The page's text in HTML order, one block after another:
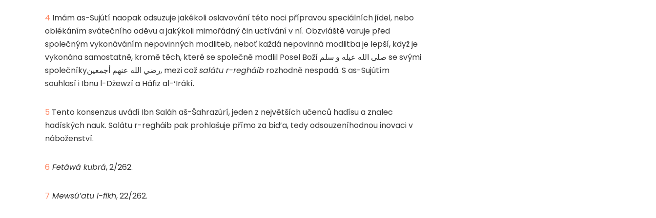
4 Imám as-Sujútí naopak odsuzuje jakékoli oslavování této noci přípravou speciálních jídel, nebo
oblékáním svátečního oděvu a jakýkoli mimořádný čin uctívání v ní. Obzvláště varuje před
společným vykonáváním nepovinných modliteb, neboť každá nepovinná modlitba je lepší, když je
vykonána samostatně, kromě těch, které se společně modlil Posel Boží صلى الله عيله و سلم se svými
společníkyرضي الله عنهم أجمعين, mezi cožsalátu r-regháib rozhodně nespadá. S as-Sujútím
souhlasí i Ibnu l-Džewzí a Háfiz al-‘Irákí.
5 Tento konsenzus uvádí Ibn Saláh aš-Šahrazúrí, jeden z největších učenců hadísu a znalec
hadíských nauk. Salátu r-regháib pak prohlašuje přímo za bid’a, tedy odsouzeníhodnou inovaci v
náboženství.
6 Fetáwá kubrá, 2/262.
7 Mewsú’atu l-fikh, 22/262.